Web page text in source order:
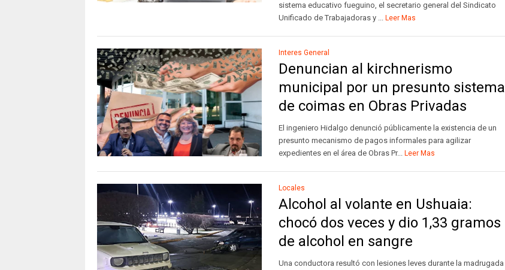
sistema educativo fueguino, el secretario general del Sindicato
Unificado de Trabajadoras y ... Leer Mas
Interes General
Denuncian al kirchnerismo
municipal por un presunto sistema
de coimas en Obras Privadas
El ingeniero Hidalgo denunció públicamente la existencia de un
presunto mecanismo de pagos informales para agilizar
expedientes en el área de Obras Pr... Leer Mas
Locales
Alcohol al volante en Ushuaia:
chocó dos veces y dio 1,33 gramos
de alcohol en sangre
Una conductora resultó con lesiones leves durante la madrugada